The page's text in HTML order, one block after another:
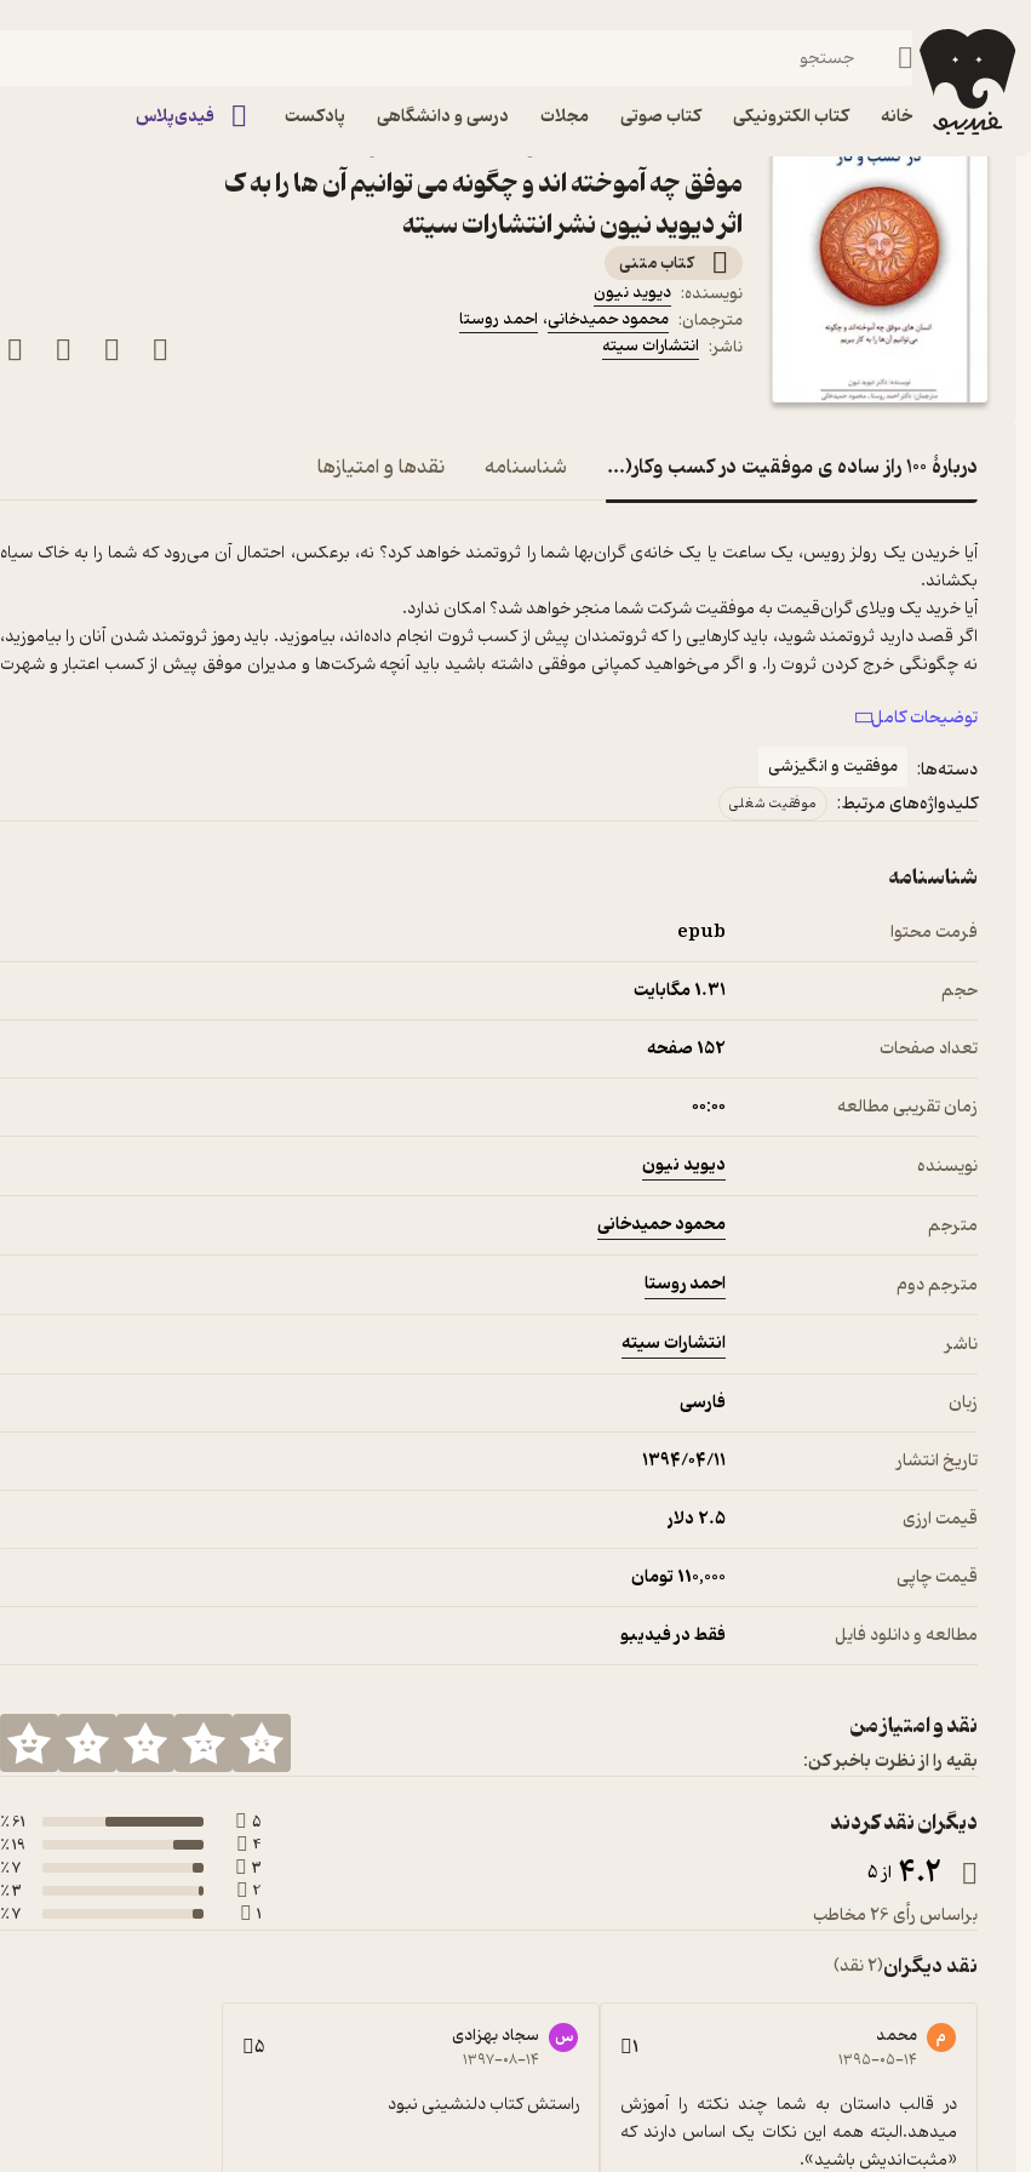
خانه کتاب الکترونیکی کتاب صوتی مجلات درسی و دانشگاهی پادکست فیدی‌پلاس
فیدیبو کتاب الکترونیکی
موفق چه آموخته اند و چگونه می توانیم آن ها را به ک
اثر دیوید نیون نشر انتشارات سیته
کتاب متنی
نویسنده: دیوید نیون
مترجمان: محمود حمیدخانی، احمد روستا
ناشر: انتشارات سیته
دربارۀ 100 راز ساده ی موفقیت در کسب وکار(انسان های موفق چه آموخته اند و چگونه می توانیم آن ها را به ک شناسنامه نقدها و امتیازها
آیا خریدن یک رولز رویس، یک ساعت یا یک خانه‌ی گران‌بها شما را ثروتمند خواهد کرد؟ نه، برعکس، احتمال آن می‌رود که شما را به خاک سیاه
اگر قصد دارید ثروتمند شوید، باید کارهایی را که ثروتمندان پیش از کسب ثروت انجام داده‌اند، بیاموزید. باید رموز ثروتمند شدن آنان را بیاموزید،
نه چگونگی خرج کردن ثروت را. و اگر می‌خواهید کمپانی موفقی داشته باشید باید آنچه شرکت‌ها و مدیران موفق پیش از کسب اعتبار و شهرت
افراد موفق با تلاش وافر، سخت‌کوشی و کار مداوم، بینش کافی و توجه به وقایع پیرامون و استفاده‌ی درست از نکات آموزنده‌ای که فراگرفته‌اند راه
در این کتاب شما با رمز موفقیت افرادی آشنا می‌شوید که در دنیای تجارت و در زندگی خود به موقعیت‌های رفیع دست یافته‌اند. درس‌های موجز،
آموزنده و باارزشی جمع‌آوری شده‌اند تا به سادگی در اختیار شما قرار گیرند.
توضیحات کامل
دسته‌ها:
موفقیت و انگیزشی
کلیدواژه‌های مرتبط: موفقیت شغلی
شناسنامه
فرمت محتوا epub
حجم 1.۳۱ مگابایت
تعداد صفحات 152 صفحه
زمان تقریبی مطالعه ۰۰:۰۰
نویسنده دیوید نیون
مترجم محمود حمیدخانی
مترجم دوم احمد روستا
ناشر انتشارات سیته
زبان فارسی
تاریخ انتشار ۱۳۹۴/۰۴/۱۱
قیمت ارزی 2.۵ دلار
قیمت چاپی 110,000 تومان
مطالعه و دانلود فایل فقط در فیدیبو
نقد و امتیاز من
بقیه را از نظرت باخبر کن:
دیگران نقد کردند
4.2 از 5
براساس رأی 26 مخاطب
5
61 ٪
4
19 ٪
3
7 ٪
2
3 ٪
1
7 ٪
نقد دیگران(2 نقد)
م محمد
۱۳۹۵-۰۵-۱۴ 1
«مثبت‌اندیش باشید».
س سجاد بهزادی
۱۳۹۷-۰۸-۱۴ 5
راستش کتاب دلنشینی نبود